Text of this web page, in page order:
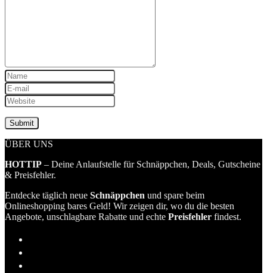
ÜBER UNS
HOTTIP – Deine Anlaufstelle für Schnäppchen, Deals, Gutscheine
& Preisfehler.
Entdecke täglich neue Schnäppchen und spare beim
Onlineshopping bares Geld! Wir zeigen dir, wo du die besten
Angebote, unschlagbare Rabatte und echte Preisfehler findest.